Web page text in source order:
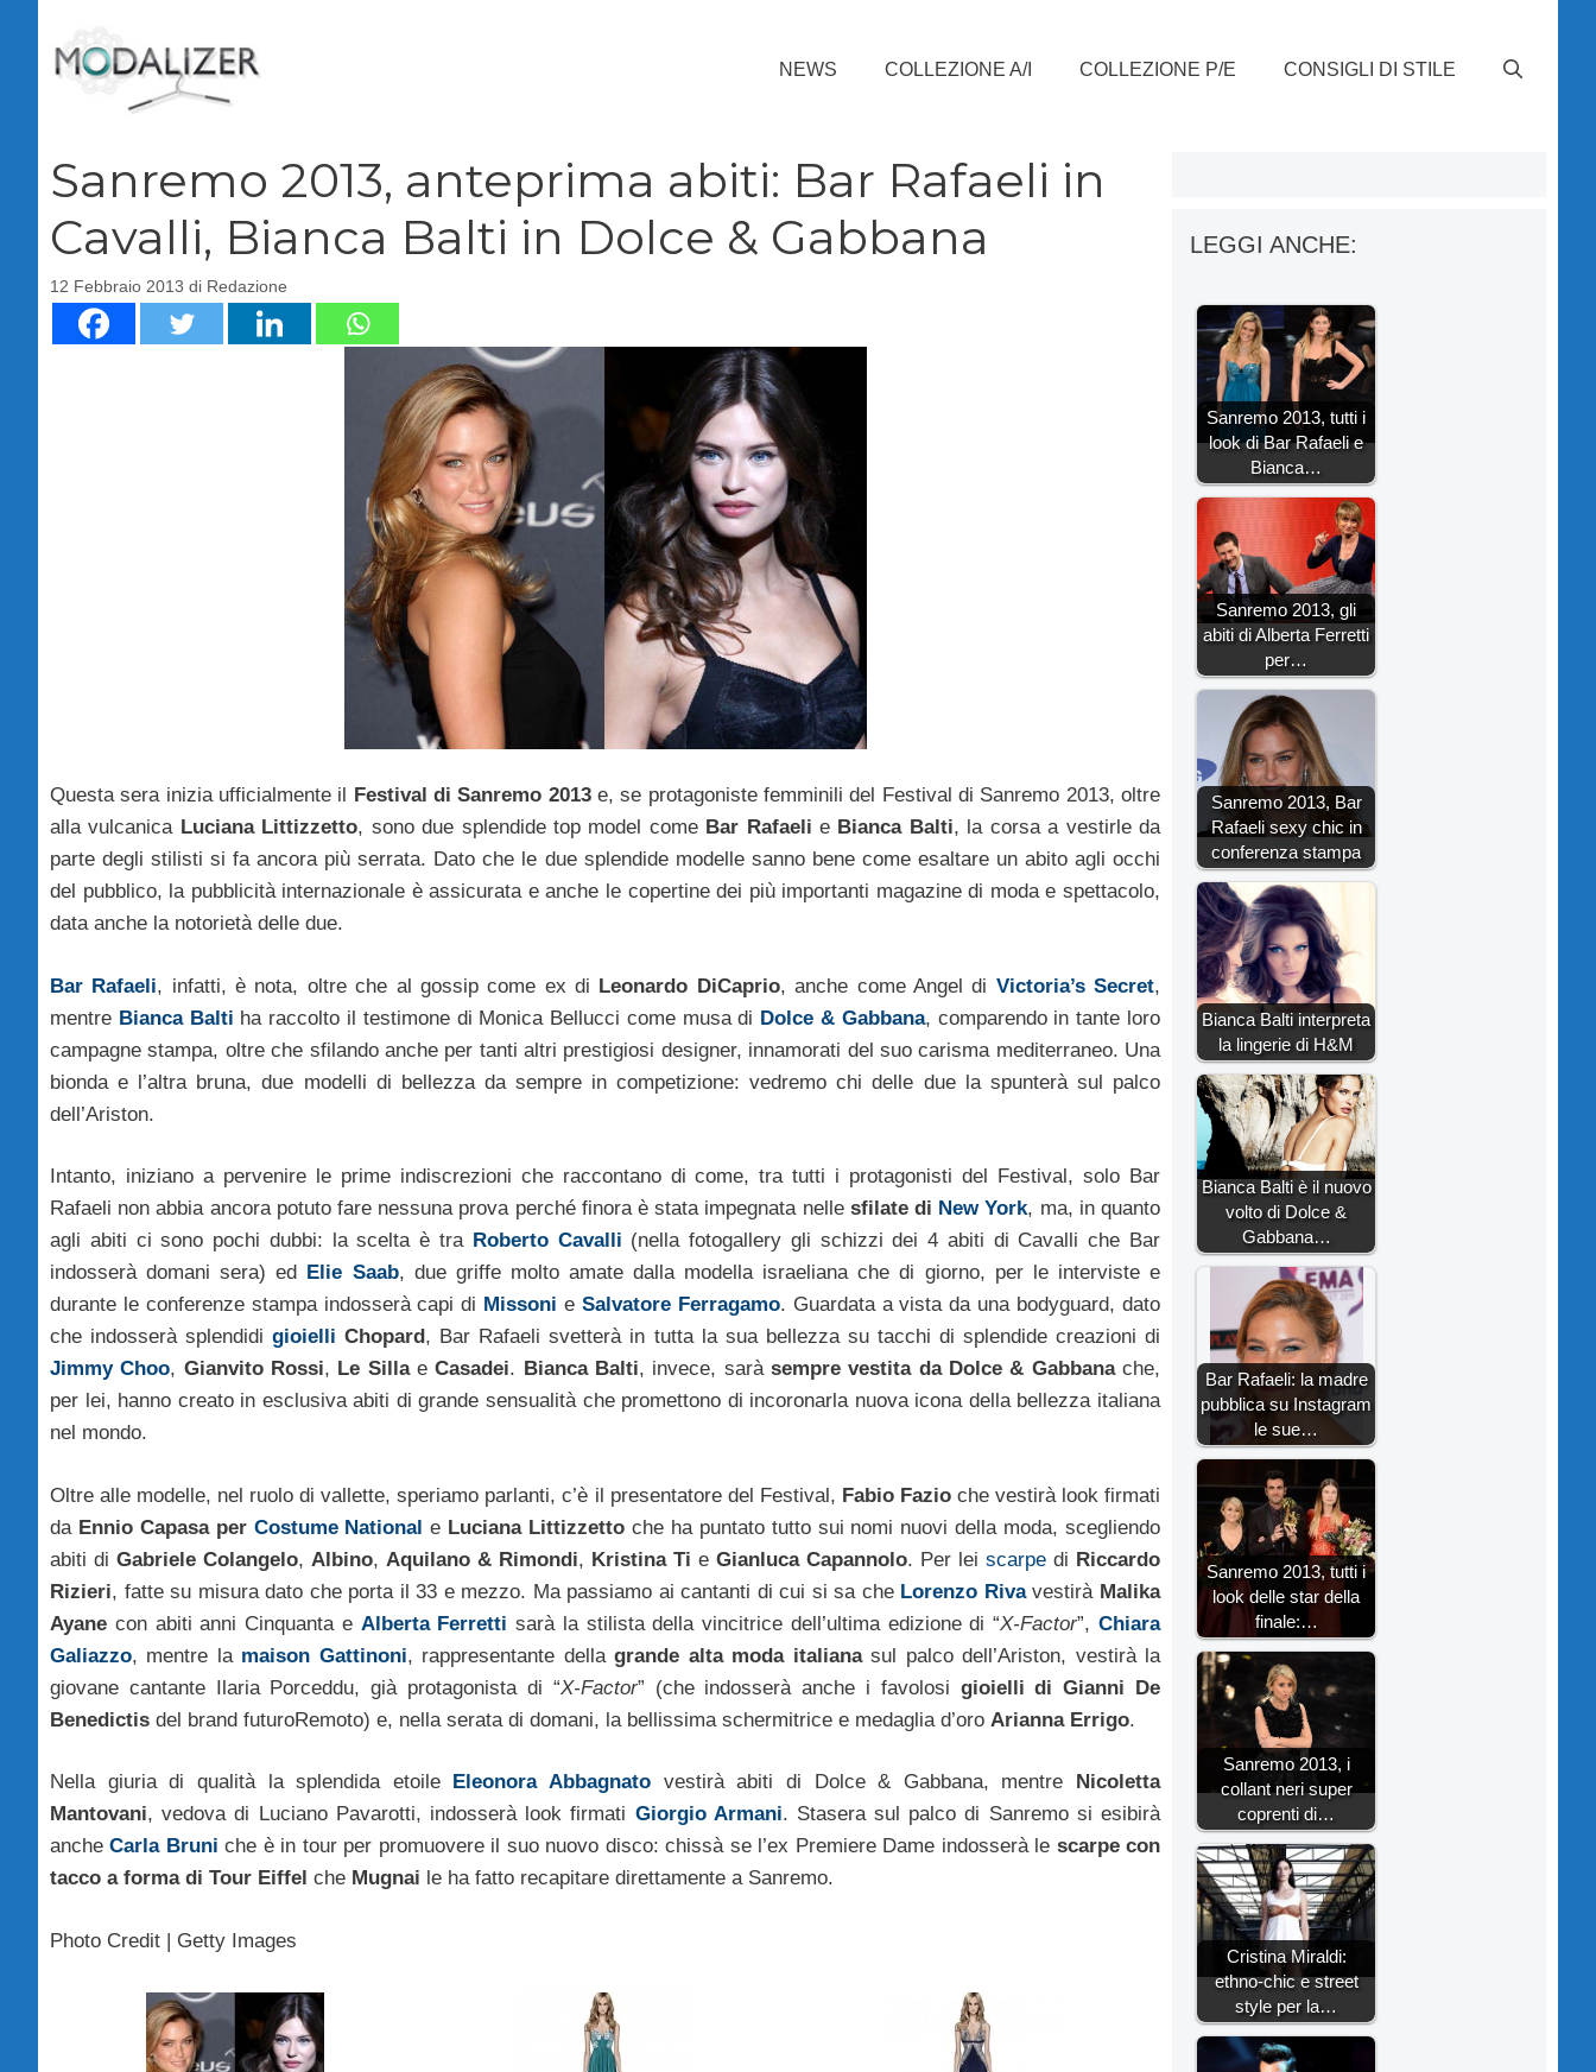
contenuto
NEWS COLLEZIONE A/I COLLEZIONE P/E CONSIGLI DI STILE
Sanremo 2013, anteprima abiti: Bar Rafaeli in
Cavalli, Bianca Balti in Dolce & Gabbana
12 Febbraio 2013 di Redazione
Questa sera inizia ufficialmente il Festival di Sanremo 2013e, se protagoniste femminili del Festival di Sanremo 2013, oltre
alla vulcanica Luciana Littizzetto, sono due splendide top model come Bar Rafaeli e Bianca Balti, la corsa a vestirle da
parte degli stilisti si fa ancora più serrata. Dato che le due splendide modelle sanno bene come esaltare un abito agli occhi
del pubblico, la pubblicità internazionale è assicurata e anche le copertine dei più importanti magazine di moda e spettacolo,
data anche la notorietà delle due.
Bar Rafaeli, infatti, è nota, oltre che al gossip come ex di Leonardo DiCaprio, anche come Angel di Victoria’s Secret,
mentre Bianca Balti ha raccolto il testimone di Monica Bellucci come musa di Dolce & Gabbana, comparendo in tante loro
campagne stampa, oltre che sfilando anche per tanti altri prestigiosi designer, innamorati del suo carisma mediterraneo. Una
bionda e l’altra bruna, due modelli di bellezza da sempre in competizione: vedremo chi delle due la spunterà sul palco
dell’Ariston.
Intanto, iniziano a pervenire le prime indiscrezioni che raccontano di come, tra tutti i protagonisti del Festival, solo Bar
Rafaeli non abbia ancora potuto fare nessuna prova perché finora è stata impegnata nelle sfilate di New York, ma, in quanto
agli abiti ci sono pochi dubbi: la scelta è tra Roberto Cavalli (nella fotogallery gli schizzi dei 4 abiti di Cavalli che Bar
indosserà domani sera) ed Elie Saab, due griffe molto amate dalla modella israeliana che di giorno, per le interviste e
durante le conferenze stampa indosserà capi di Missoni e Salvatore Ferragamo. Guardata a vista da una bodyguard, dato
che indosserà splendidigioielli Chopard, Bar Rafaeli svetterà in tutta la sua bellezza su tacchi di splendide creazioni di
Jimmy Choo, Gianvito Rossi, Le SillaeCasadei. Bianca Balti, invece, saràsempre vestita da Dolce & Gabbanache,
per lei, hanno creato in esclusiva abiti di grande sensualità che promettono di incoronarla nuova icona della bellezza italiana
nel mondo.
Oltre alle modelle, nel ruolo di vallette, speriamo parlanti, c’è il presentatore del Festival, Fabio Fazioche vestirà look firmati
da Ennio Capasa per Costume National e Luciana Littizzetto che ha puntato tutto sui nomi nuovi della moda, scegliendo
abiti di Gabriele Colangelo, Albino, Aquilano & Rimondi, Kristina Ti e Gianluca Capannolo. Per lei scarpe di Riccardo
Rizieri, fatte su misura dato che porta il 33 e mezzo. Ma passiamo ai cantanti di cui si sa che Lorenzo Rivavestirà Malika
Ayane con abiti anni Cinquanta e Alberta Ferretti sarà la stilista della vincitrice dell’ultima edizione di “X-Factor”,Chiara
Galiazzo, mentre la maison Gattinoni, rappresentante dellagrande alta moda italianasul palco dell’Ariston, vestirà la
giovane cantante Ilaria Porceddu, già protagonista di “X-Factor” (che indosserà anche i favolosi gioielli di Gianni De
Benedictis del brand futuroRemoto) e, nella serata di domani, la bellissima schermitrice e medaglia d’oro Arianna Errigo.
Nella giuria di qualità la splendida etoile Eleonora Abbagnato vestirà abiti di Dolce & Gabbana, mentre Nicoletta
Mantovani, vedova di Luciano Pavarotti, indosserà look firmati Giorgio Armani. Stasera sul palco di Sanremo si esibirà
anche Carla Bruni che è in tour per promuovere il suo nuovo disco: chissà se l’ex Premiere Dame indosserà le scarpe con
tacco a forma di Tour Eiffel che Mugnai le ha fatto recapitare direttamente a Sanremo.
Photo Credit | Getty Images
LEGGI ANCHE:
Sanremo 2013, tutti i
look di Bar Rafaeli e
Bianca…
Sanremo 2013, gli
abiti di Alberta Ferretti
per…
Sanremo 2013, Bar
Rafaeli sexy chic in
conferenza stampa
Bianca Balti interpreta
la lingerie di H&M
Bianca Balti è il nuovo
volto di Dolce &
Gabbana…
Bar Rafaeli: la madre
pubblica su Instagram
le sue…
Sanremo 2013, tutti i
look delle star della
finale:…
Sanremo 2013, i
collant neri super
coprenti di…
Cristina Miraldi:
ethno-chic e street
style per la…